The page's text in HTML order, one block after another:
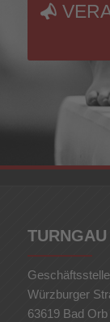
Würzburger
63619 Bad Orb